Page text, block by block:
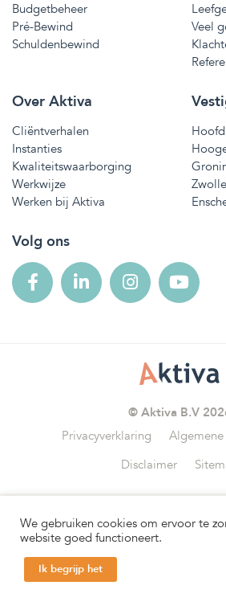
Budgetbeheer
Pré-Bewind
Schuldenbewind
Veel
Over Aktiva
Cliëntverhalen
Instanties
Kwaliteitswaarborging
Werkwijze
Werken bij Aktiva
Zwolle
Volg ons
© Aktiva B.V
Privacyverklaring
Disclaimer
Wij zijn
We gebruiken cookies om ervoor te
website goed functioneert.
Ik begrijp het